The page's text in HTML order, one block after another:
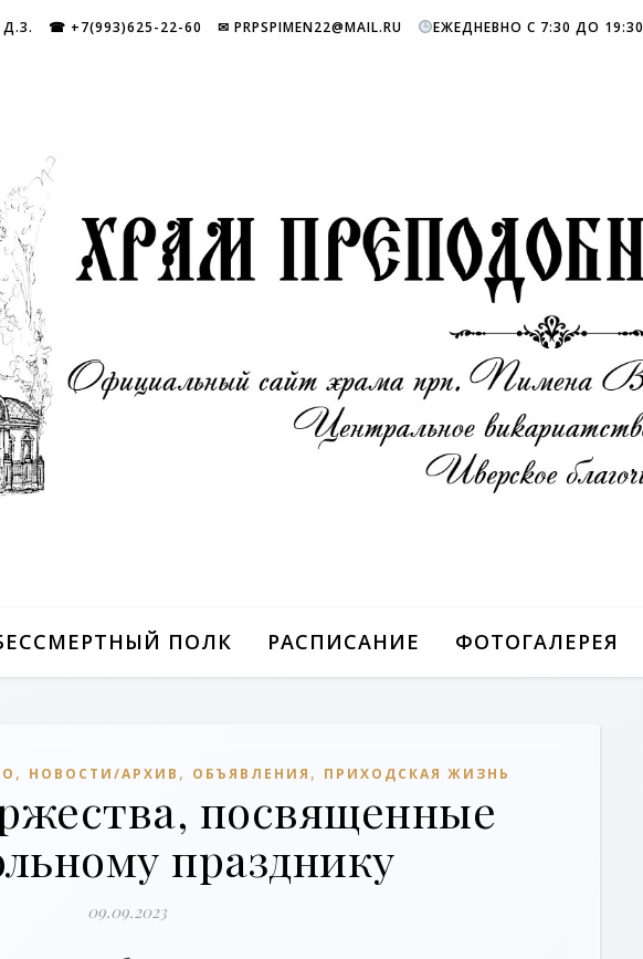
☎ +7(993)625-22-60 ✉ PRPSPIMEN22@MAIL.RU ЕЖЕДНЕВНО С 7:30 ДО 19:30
ПОЛК РАСПИСАНИЕ ФОТОГАЛЕРЕЯ
, НОВОСТИ/АРХИВ , ОБЪЯВЛЕНИЯ , ПРИХОДСКАЯ ЖИЗНЬ
посвященные
празднику
09.09.2023